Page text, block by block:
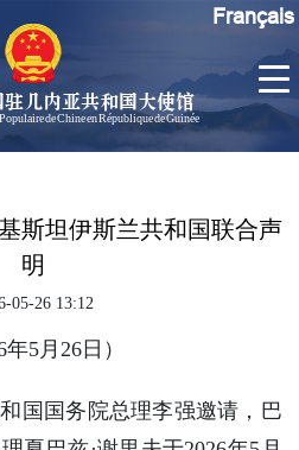
几内亚共和国大使馆
de Chine en République de Guinée
大使信
辞
使简历
中国历
几
Français
斯坦伊斯兰共和国联合声
明
05-26 13:12
年5月26日）
国国务院总理李强邀请，巴